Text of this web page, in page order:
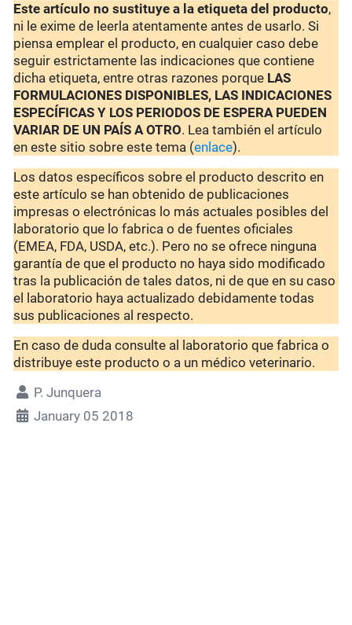
Este artículo no sustituye a la etiqueta del producto,
ni le exime de leerla atentamente antes de usarlo. Si
piensa emplear el producto, en cualquier caso debe
seguir estrictamente las indicaciones que contiene
dicha etiqueta, entre otras razones porque LAS
FORMULACIONES DISPONIBLES, LAS INDICACIONES
ESPECÍFICAS Y LOS PERIODOS DE ESPERA PUEDEN
VARIAR DE UN PAÍS A OTRO. Lea también el artículo
en este sitio sobre este tema (enlace).
Los datos específicos sobre el producto descrito en
este artículo se han obtenido de publicaciones
impresas o electrónicas lo más actuales posibles del
laboratorio que lo fabrica o de fuentes oficiales
(EMEA, FDA, USDA, etc.). Pero no se ofrece ninguna
garantía de que el producto no haya sido modificado
tras la publicación de tales datos, ni de que en su caso
el laboratorio haya actualizado debidamente todas
sus publicaciones al respecto.
En caso de duda consulte al laboratorio que fabrica o
distribuye este producto o a un médico veterinario.
P. Junquera
January 05 2018